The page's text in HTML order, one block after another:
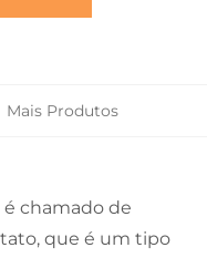
Mais Produtos
chamado de
que é um tipo